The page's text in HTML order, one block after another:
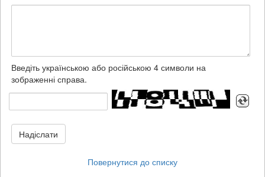
Введіть українською або російською 4 символи на
зображенні справа.
Надіслати
Повернутися до списку